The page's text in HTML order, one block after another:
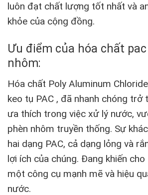
luôn đạt chất lượng tốt nhất và
khỏe của cộng đồng.
Ưu điểm của hóa chất
nhôm:
Hóa chất Poly Aluminum
keo tụ PAC , đã nhanh chóng trở
ưa thích trong việc xử lý nước,
phèn nhôm truyền thống. Sự
hai dạng PAC, cả dạng lỏng và
lợi ích của chúng. Đang khiến
một công cụ mạnh mẽ và hiệu
nước.